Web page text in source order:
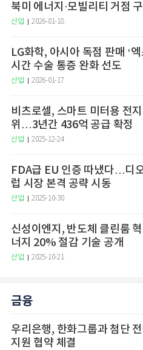
북미 에너지·모빌리티 거점
산업 2026-01-18
LG화학, 아시아 독점 판매 ‘
시간 수술 통증 완화 선도
산업 2026-01-17
비츠로셀, 스마트 미터용 전
위…3년간 436억 공급 확정
산업 2025-12-24
FDA급 EU 인증 따냈다…디
럽 시장 본격 공략 시동
산업 2025-10-30
신성이엔지, 반도체 클린룸
너지 20% 절감 기술 공개
산업 2025-10-21
금융
우리은행, 한화그룹과 첨단
지원 협약 체결